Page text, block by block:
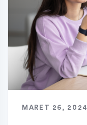
MARET 26, 2024